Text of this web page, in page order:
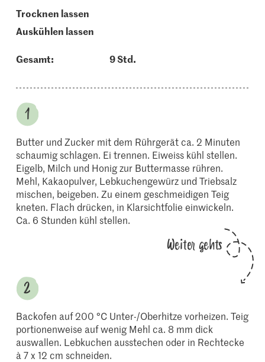
trocknen lassen
auskühlen lassen
Gesamt: 9 Std.
Butter und Zucker mit dem Rührgerät ca. 2 Minuten
schaumig schlagen. Ei trennen. Eiweiss kühl stellen.
Eigelb, Milch und Honig zur Buttermasse rühren.
Mehl, Kakaopulver, Lebkuchengewürz und Triebsalz
mischen, beigeben. Zu einem geschmeidigen Teig
kneten. Flach drücken, in Klarsichtfolie einwickeln.
Ca. 6 Stunden kühl stellen.
Weiter gehts
Backofen auf 200 °C Unter-/Oberhitze vorheizen. Teig
portionenweise auf wenig Mehl ca. 8 mm dick
auswallen. Lebkuchen ausstechen oder in Rechtecke
à 7 x 12 cm schneiden.